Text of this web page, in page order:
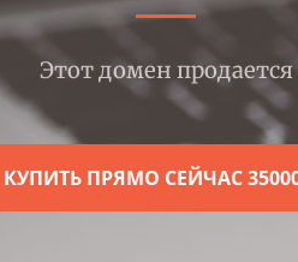
Этот домен продается
КУПИТЬ ПРЯМО СЕЙЧАС